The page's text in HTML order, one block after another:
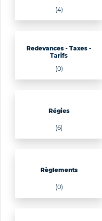
(4)
Redevances - Taxes -
Tarifs
(0)
Régies
(6)
Règlements
(0)